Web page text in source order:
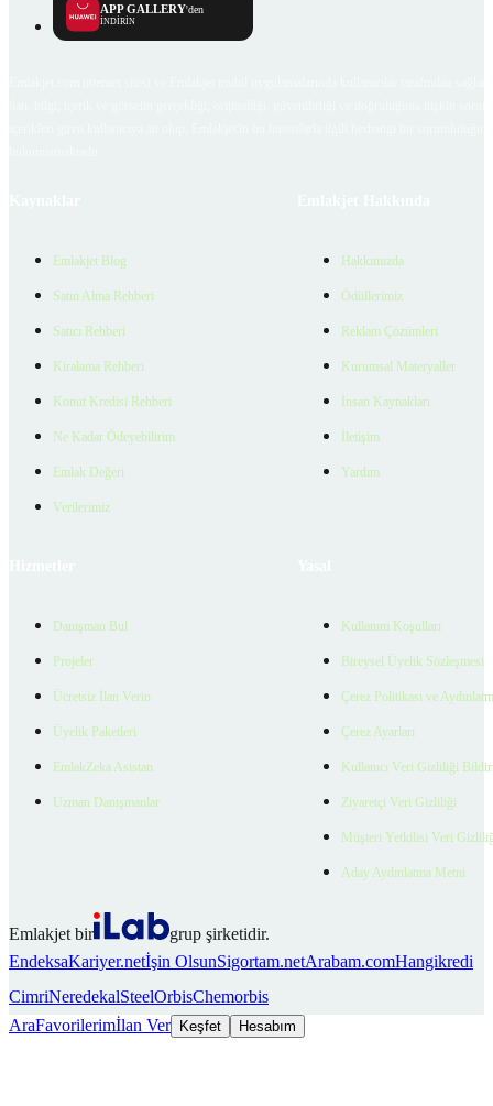
APP GALLERY'den
İNDİRİN
Emlakjet Blog
Satın Alma Rehberi
Satıcı Rehberi
Kiralama Rehberi
Konut Kredisi Rehberi
Ne Kadar Ödeyebilirim
Emlak Değeri
Verilerimiz
Hakkımızda
Ödüllerimiz
Reklam Çözümleri
Kurumsal Materyaller
İnsan Kaynakları
İletişim
Yardım
Danışman Bul
Projeler
Ücretsiz İlan Verin
Üyelik Paketleri
EmlakZeka Asistan
Uzman Danışmanlar
Kullanım Koşulları
Bireysel Üyelik Sözleşmesi
Çerez Politikası ve
Çerez Ayarları
Kullanıcı Veri Gizliliği
Ziyaretçi Veri Gizliliği
Müşteri Yetkilisi Veri
Aday Aydınlatma Metni
Emlakjet bir
grup şirketidir.
EndeksaKariyer.netİşin OlsunSigortam.netArabam.comHangikredi
CimriNeredekalSteelOrbisChemorbis
AraFavorilerimİlan Ver Keşfet Hesabım